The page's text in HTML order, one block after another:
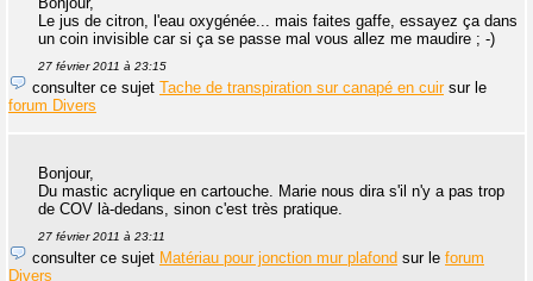
Le jus de citron, l'eau oxygénée... mais faites gaffe, essayez ça dans
un coin invisible car si ça se passe mal vous allez me maudire ; -)
27 février 2011 à 23:15
consulter ce sujet Tache de transpiration sur canapé en cuirsur le
forum Divers
Bonjour,
Du mastic acrylique en cartouche. Marie nous dira s'il n'y a pas trop
de COV là-dedans, sinon c'est très pratique.
27 février 2011 à 23:11
consulter ce sujet Matériau pour jonction mur plafond sur le forum
Divers